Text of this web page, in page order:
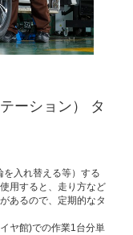
ーション） タ
入れ替える等）する
用すると、走り方など
あるので、定期的なタ
ヤ館)での作業1台分単